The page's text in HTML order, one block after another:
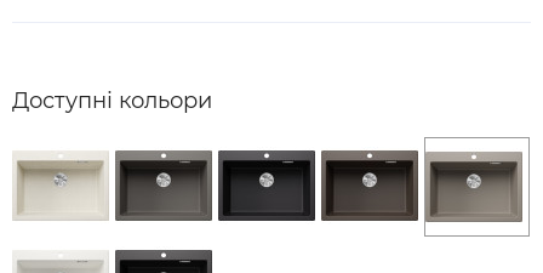
Доступні кольори